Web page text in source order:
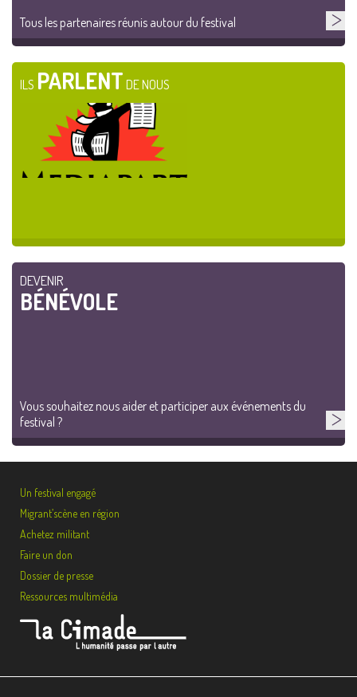
Tous les partenaires réunis autour du festival
ILS PARLENT DE NOUS
DEVENIR
BÉNÉVOLE
Vous souhaitez nous aider et participer aux événements du
festival ?
Un festival engagé
Migrant’scène en région
Achetez militant
Faire un don
Dossier de presse
Ressources multimédia